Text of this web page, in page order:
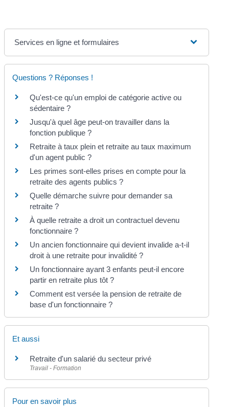
Services en ligne et formulaires
Questions ? Réponses !
Qu'est-ce qu'un emploi de catégorie active ou
sédentaire ?
Jusqu'à quel âge peut-on travailler dans la
fonction publique ?
Retraite à taux plein et retraite au taux maximum
d'un agent public ?
Les primes sont-elles prises en compte pour la
retraite des agents publics ?
Quelle démarche suivre pour demander sa
retraite ?
À quelle retraite a droit un contractuel devenu
fonctionnaire ?
Un ancien fonctionnaire qui devient invalide a-t-il
droit à une retraite pour invalidité ?
Un fonctionnaire ayant 3 enfants peut-il encore
partir en retraite plus tôt ?
Comment est versée la pension de retraite de
base d'un fonctionnaire ?
Et aussi
Retraite d'un salarié du secteur privé
Travail - Formation
Pour en savoir plus